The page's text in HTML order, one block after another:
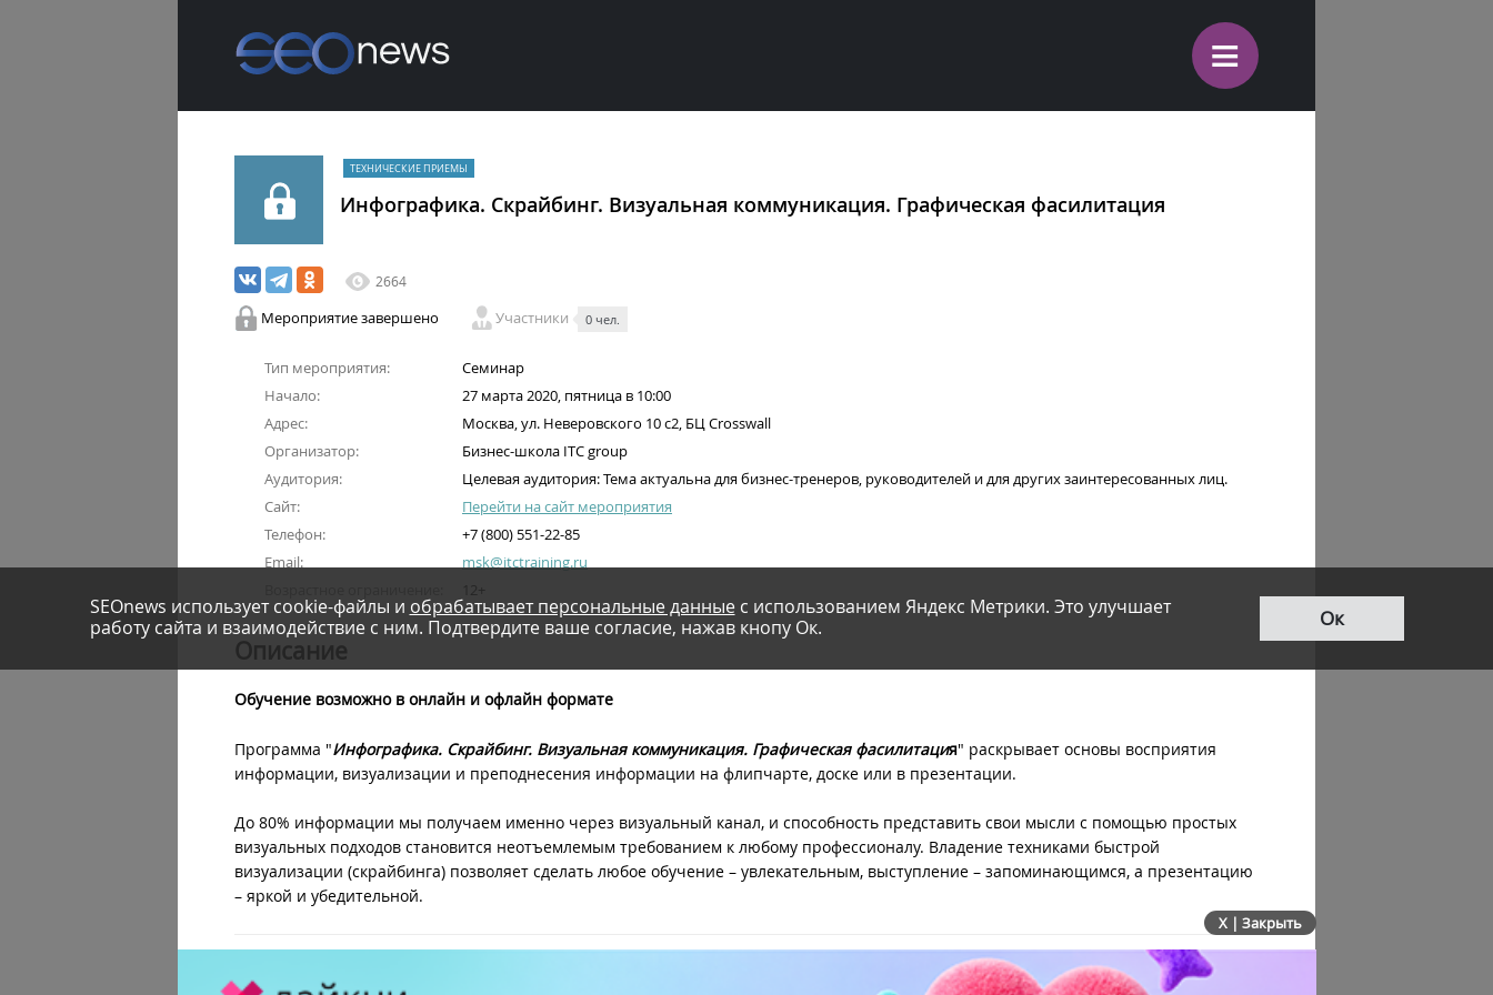
≡
ТЕХНИЧЕСКИЕ ПРИЕМЫ
Инфографика. Скрайбинг. Визуальная коммуникация. Графическая фасилитация
2664
Мероприятие завершено Участники 0 чел.
Тип мероприятия:
Семинар
Начало:
27 марта 2020, пятница в 10:00
Адрес:
Москва, ул. Неверовского 10 с2, БЦ Crosswall
Организатор:
Бизнес-школа ITC group
Аудитория:
Целевая аудитория: Тема актуальна для бизнес-тренеров, руководителей и для других заинтересованных лиц.
Сайт:
Перейти на сайт мероприятия
Телефон:
+7 (800) 551-22-85
Email:
msk@itctraining.ru
12+
Описание
Обучение возможно в онлайн и офлайн формате
Программа "Инфографика. Скрайбинг. Визуальная коммуникация. Графическая фасилитация" раскрывает основы восприятия
информации, визуализации и преподнесения информации на флипчарте, доске или в презентации.
До 80% информации мы получаем именно через визуальный канал, и способность представить свои мысли с помощью простых
визуальных подходов становится неотъемлемым требованием к любому профессионалу. Владение техниками быстрой
визуализации (скрайбинга) позволяет сделать любое обучение – увлекательным, выступление – запоминающимся, а презентацию
– яркой и убедительной.
X | Закрыть
SEOnews использует cookie-файлы и обрабатывает персональные данныес использованием Яндекс Метрики. Это улучшает
работу сайта и взаимодействие с ним. Подтвердите ваше согласие, нажав кнопу Ок.
Ок